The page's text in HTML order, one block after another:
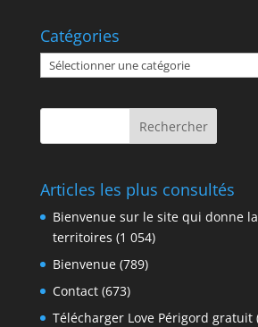
Catégories
Catégories
Articles les plus consultés
Bienvenue sur le site qui donne
territoires (1 054)
Bienvenue (789)
Contact (673)
Télécharger Love Périgord gratuit